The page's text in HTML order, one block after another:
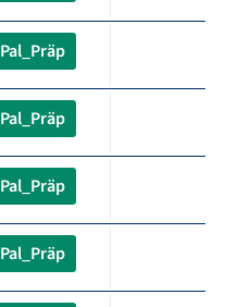
Pal_Präp
Pal_Präp
Pal_Präp
Pal_Präp